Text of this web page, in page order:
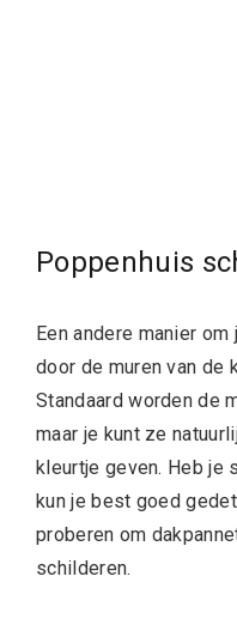
Poppenhuis
Een andere manier
door de muren van de
Standaard worden de
maar je kunt ze
kleurtje geven. Heb je
kun je best goed
proberen om
schilderen.